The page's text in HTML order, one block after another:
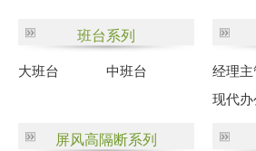
班台系列
大班台 中班台 经理
现代
屏风高隔断系列